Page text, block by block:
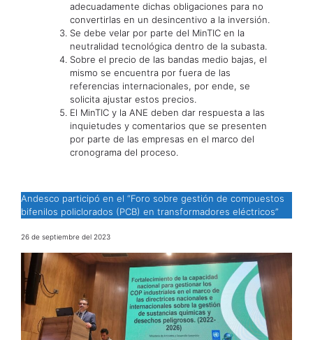
adecuadamente dichas obligaciones para no
convertirlas en un desincentivo a la inversión.
Se debe velar por parte del MinTIC en la
neutralidad tecnológica dentro de la subasta.
Sobre el precio de las bandas medio bajas, el
mismo se encuentra por fuera de las
referencias internacionales, por ende, se
solicita ajustar estos precios.
El MinTIC y la ANE deben dar respuesta a las
inquietudes y comentarios que se presenten
por parte de las empresas en el marco del
cronograma del proceso.
Andesco participó en el “Foro sobre gestión de compuestos
bifenilos policlorados (PCB) en transformadores eléctricos”
26 de septiembre del 2023